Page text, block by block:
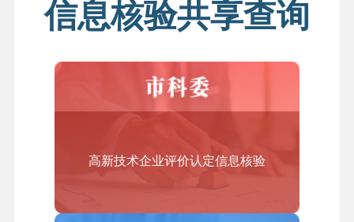
的研发费用专项审计报告，包括以下几类：研发费用
研发费用专项审计报告、或依照《高新技术企业认定
管理工作指引》（国科发火〔2016〕195 号）中研发费
用有关要求制定的、用于专精特新申报的专项审计报
报告应在“注册会计师行业统一监管平台”完成备案并赋
提供上述研发费用专项审计报告的，可优先采用上述
自认定当年起3个自然年度，期满后重新申请认定，
2.哪些企业可以申请认定技术先进型服务企业？
（一）在本市行政区域内注册的法人企业；
行）》中的一种或多种技术先进型服务业务，采用先
信息核验共享查询
高新技术企业评价认定信息核验